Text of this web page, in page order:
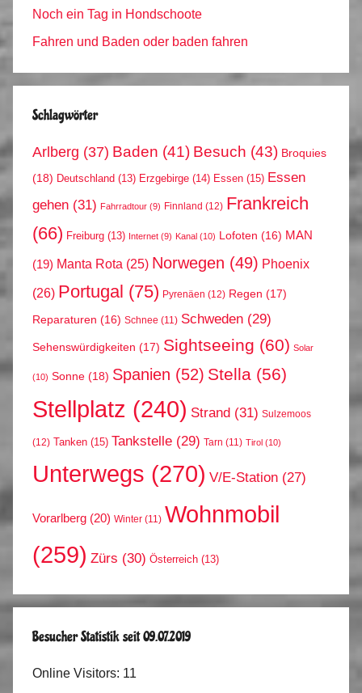
Noch ein Tag in Hondschoote
Fahren und Baden oder baden fahren
Schlagwörter
Arlberg (37) Baden (41) Besuch (43) Broquies
(18) Deutschland (13) Erzgebirge (14) Essen (15) Essen
gehen (31) Fahrradtour (9) Finnland (12) Frankreich
(66) Freiburg (13) Internet (9) Kanal (10) Lofoten (16) MAN
(19) Manta Rota (25) Norwegen (49) Phoenix
(26) Portugal (75) Pyrenäen (12) Regen (17)
Reparaturen (16) Schnee (11) Schweden (29)
Sehenswürdigkeiten (17) Sightseeing (60) Solar
(10) Sonne (18) Spanien (52) Stella (56)
Stellplatz (240) Strand (31) Sulzemoos
(12) Tanken (15) Tankstelle (29) Tarn (11) Tirol (10)
Unterwegs (270) V/E-Station (27)
Vorarlberg (20) Winter (11) Wohnmobil
(259) Zürs (30) Österreich (13)
Besucher Statistik seit 09.07.2019
Online Visitors: 11